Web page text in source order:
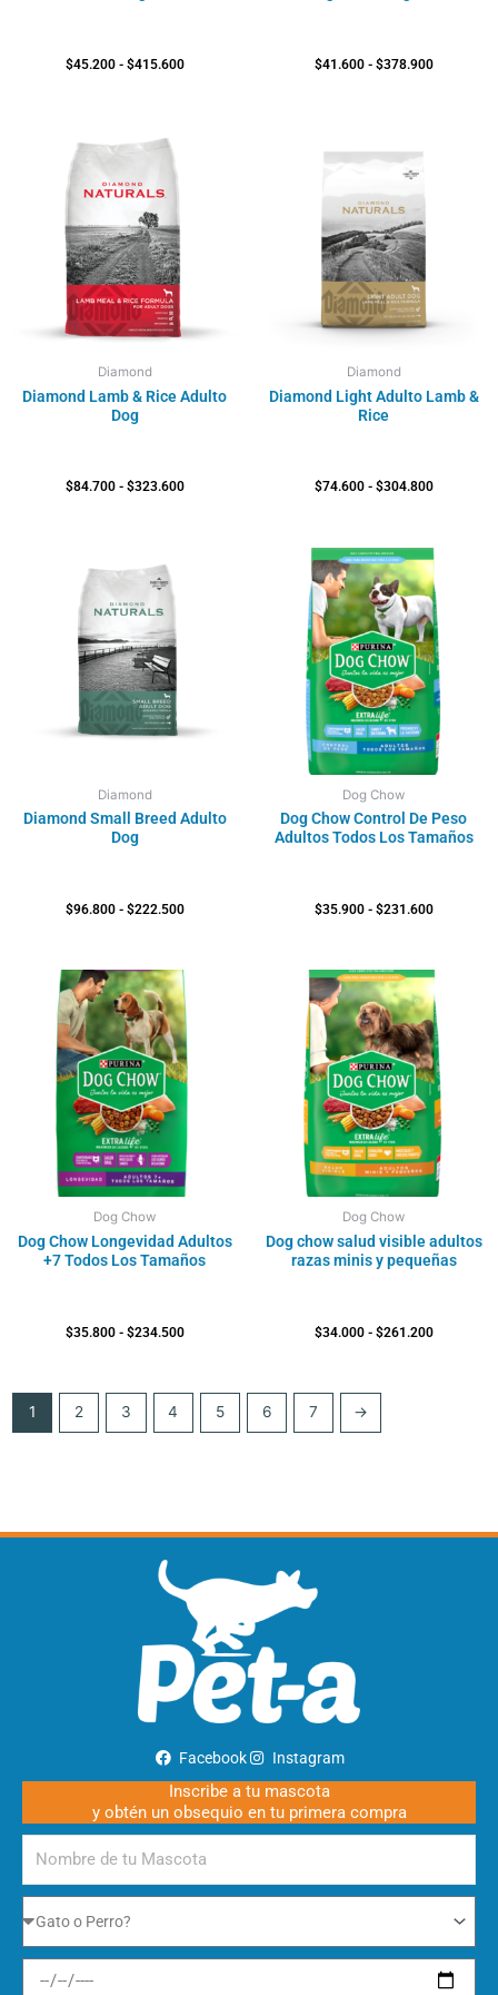
$45.200 - $415.600 $41.600 - $378.900
Diamond
Diamond Lamb & Rice Adulto
Dog
$84.700 - $323.600
Diamond
Diamond Light Adulto Lamb &
Rice
$74.600 - $304.800
Diamond
Diamond Small Breed Adulto
Dog
$96.800 - $222.500
Dog Chow
Dog Chow Control De Peso
Adultos Todos Los Tamaños
$35.900 - $231.600
Rango
de
precios:
desde
$35.900
hasta
$231.600
Dog Chow
Dog Chow Longevidad Adultos
+7 Todos Los Tamaños
$35.800 - $234.500
Rango
de
precios:
desde
$35.800
hasta
$234.500
Dog Chow
Dog chow salud visible adultos
razas minis y pequeñas
$34.000 - $261.200
Rango
de
precios:
desde
$34.000
hasta
$261.200
1 2 3 4 5 6 7 →
Facebook Instagram
Inscribe a tu mascota
y obtén un obsequio en tu primera compra
de
tu
Mascota
Perro